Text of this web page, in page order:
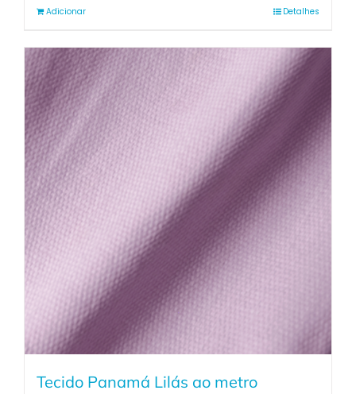
Adicionar Detalhes
Tecido Panamá Lilás ao metro